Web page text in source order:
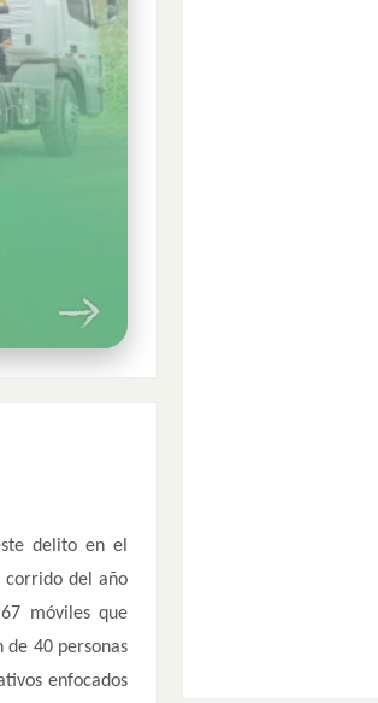
delito en el
corrido del año
móviles que
de 40 personas
enfocados